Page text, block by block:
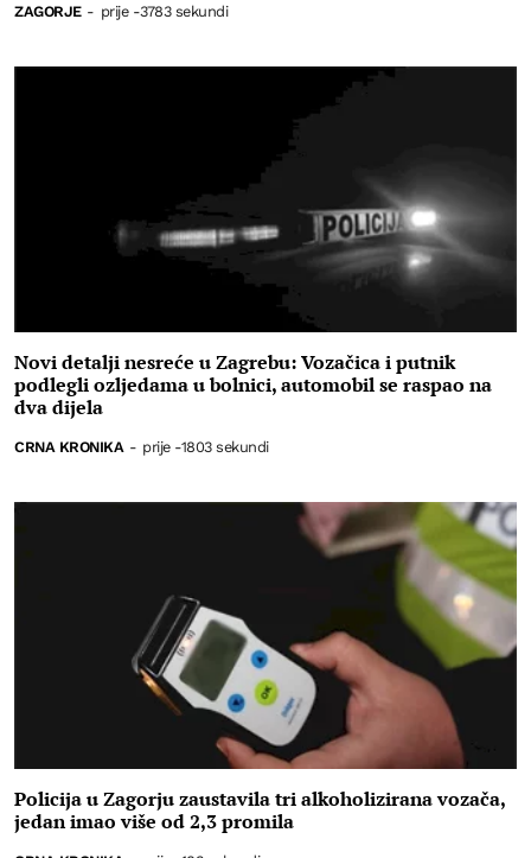
ZAGORJE - prije -3783 sekundi
Novi detalji nesreće u Zagrebu: Vozačica i putnik
podlegli ozljedama u bolnici, automobil se raspao na
dva dijela
CRNA KRONIKA - prije -1803 sekundi
Policija u Zagorju zaustavila tri alkoholizirana vozača,
jedan imao više od 2,3 promila